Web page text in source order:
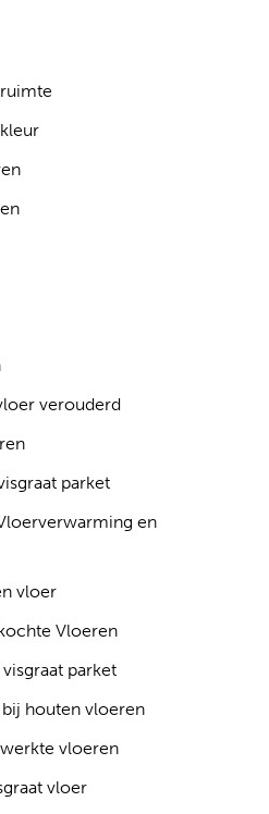
verouderd
parket
en
vloer
Vloeren
parket
houten vloeren
vloeren
vloer